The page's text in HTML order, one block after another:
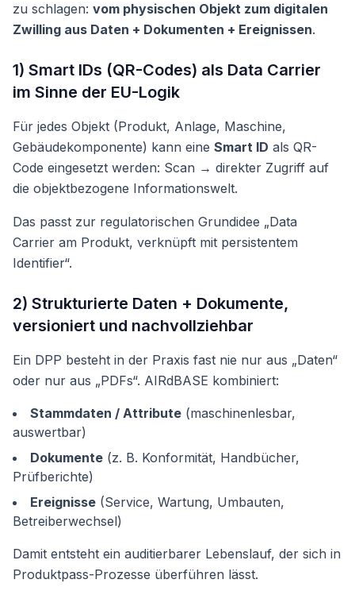
zu schlagen: vom physischen Objekt zum digitalen
Zwilling aus Daten + Dokumenten + Ereignissen.
1) Smart IDs (QR-Codes) als Data Carrier
im Sinne der EU-Logik
Für jedes Objekt (Produkt, Anlage, Maschine,
Gebäudekomponente) kann eine Smart ID als QR-
Code eingesetzt werden: Scan → direkter Zugriff auf
die objektbezogene Informationswelt.
Das passt zur regulatorischen Grundidee „Data
Carrier am Produkt, verknüpft mit persistentem
Identifier“.
2) Strukturierte Daten + Dokumente,
versioniert und nachvollziehbar
Ein DPP besteht in der Praxis fast nie nur aus „Daten“
oder nur aus „PDFs“. AIRdBASE kombiniert:
Stammdaten / Attribute (maschinenlesbar,
auswertbar)
Dokumente (z. B. Konformität, Handbücher,
Prüfberichte)
Ereignisse (Service, Wartung, Umbauten,
Betreiberwechsel)
Damit entsteht ein auditierbarer Lebenslauf, der sich in
Produktpass-Prozesse überführen lässt.